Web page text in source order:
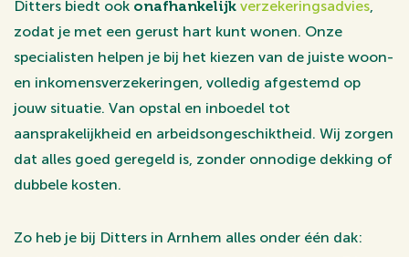
Ditters biedt ook onafhankelijk verzekeringsadvies
zodat je met een gerust hart kunt wonen. Onze
specialisten helpen je bij het kiezen van de juiste woon-
en inkomensverzekeringen, volledig afgestemd op
jouw situatie. Van opstal en inboedel tot
aansprakelijkheid en arbeidsongeschiktheid. Wij zorgen
dat alles goed geregeld is, zonder onnodige dekking of
dubbele kosten.
Zo heb je bij Ditters in Arnhem alles onder één dak: